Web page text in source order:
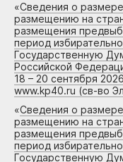
«Сведения о
размещению на
размещения
период
Государственную
Российской
18 – 20 сентября
www.kp40.ru (св-во
«Сведения о
размещению на
размещения
период
Государственную